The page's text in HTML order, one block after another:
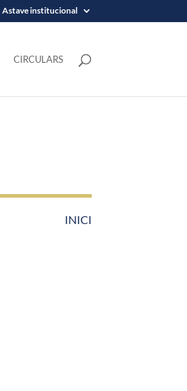
Astave institucional
CIRCULARS
INICI